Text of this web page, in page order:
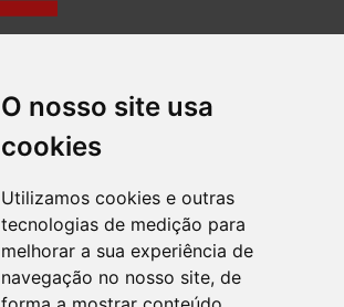
O nosso site usa
cookies
Utilizamos cookies e outras
tecnologias de medição para
melhorar a sua experiência de
navegação no nosso site, de